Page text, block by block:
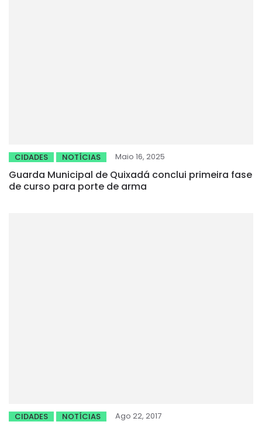
CIDADES NOTÍCIAS Maio 16, 2025
Guarda Municipal de Quixadá conclui primeira fase
de curso para porte de arma
CIDADES NOTÍCIAS Ago 22, 2017